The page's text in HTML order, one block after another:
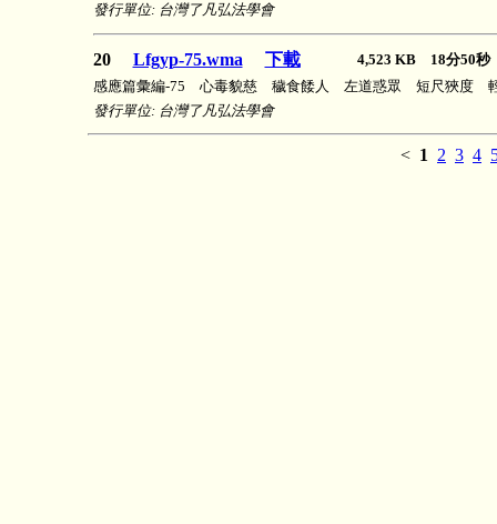
發行單位: 台灣了凡弘法學會
20 Lfgyp-75.wma 下載
4,523 KB 18分50
感應篇彙編-75 心毒貌慈 穢食餧人 左道惑眾 短尺狹度
發行單位: 台灣了凡弘法學會
< 1 2 3 4